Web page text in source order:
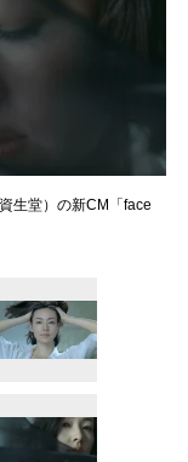
生堂）の新CM「face